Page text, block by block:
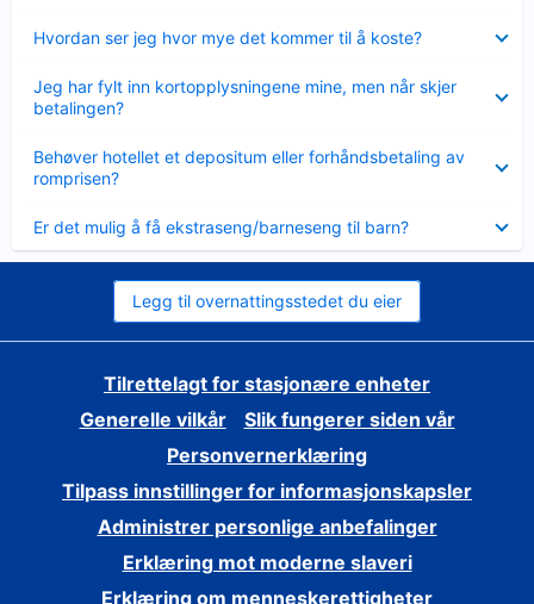
Hvordan ser jeg hvor mye det kommer til å koste?
mindre
Jeg har fylt inn kortopplysningene mine, men når skjer
betalingen?
mindre
Behøver hotellet et depositum eller forhåndsbetaling av
romprisen?
mindre
Er det mulig å få ekstraseng/barneseng til barn?
mindre
Legg til overnattingsstedet du eier
Tilrettelagt for stasjonære enheter
Generelle vilkår
Slik fungerer siden vår
Personvernerklæring
Tilpass innstillinger for informasjonskapsler
Administrer personlige anbefalinger
Erklæring mot moderne slaveri
Erklæring om menneskerettigheter